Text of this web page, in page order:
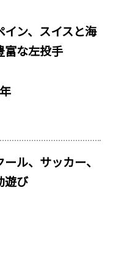
イン、スイスと海
富な左投手
ル、サッカー、
遊び